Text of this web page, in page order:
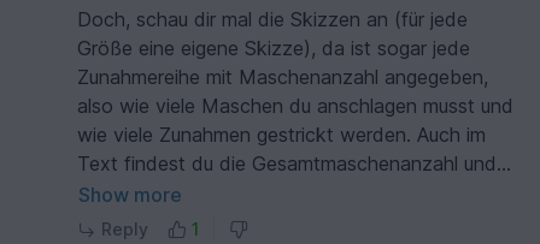
Doch, schau dir mal die Skizzen an (für jede
Größe eine eigene Skizze), da ist sogar jede
Zunahmereihe mit Maschenanzahl angegeben,
also wie viele Maschen du anschlagen musst und
wie viele Zunahmen gestrickt werden. Auch im
Text findest du die Gesamtmaschenanzahl und
bis zu welcher GMZ du stricken musst, bevor
abgekettet oder stillgelegt wird. Es ist alles so
Show more
Reply 1